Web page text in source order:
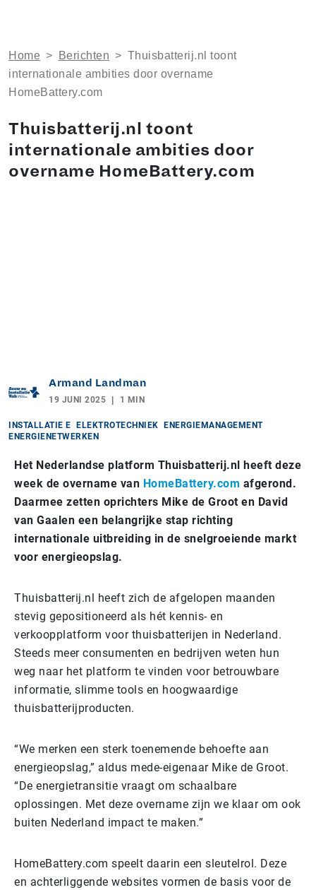
Home > Berichten > Thuisbatterij.nl toont
internationale ambities door overname
HomeBattery.com
Thuisbatterij.nl toont
internationale ambities door
overname HomeBattery.com
Armand Landman
19 JUNI 2025 1 MIN
INSTALLATIE E ELEKTROTECHNIEK
ENERGIEMANAGEMENT
ENERGIENETWERKEN
Het Nederlandse platform Thuisbatterij.nl heeft deze
week de overname van HomeBattery.com afgerond.
Daarmee zetten oprichters Mike de Groot en David
van Gaalen een belangrijke stap richting
internationale uitbreiding in de snelgroeiende markt
voor energieopslag.
Thuisbatterij.nl heeft zich de afgelopen maanden
stevig gepositioneerd als hét kennis- en
verkoopplatform voor thuisbatterijen in Nederland.
Steeds meer consumenten en bedrijven weten hun
weg naar het platform te vinden voor betrouwbare
informatie, slimme tools en hoogwaardige
thuisbatterijproducten.
“We merken een sterk toenemende behoefte aan
energieopslag,” aldus mede-eigenaar Mike de Groot.
“De energietransitie vraagt om schaalbare
oplossingen. Met deze overname zijn we klaar om ook
buiten Nederland impact te maken.”
HomeBattery.com speelt daarin een sleutelrol. Deze
en achterliggende websites vormen de basis voor de